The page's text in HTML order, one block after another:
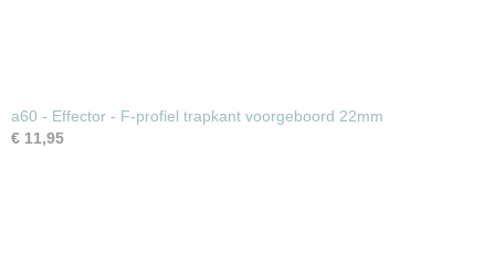
a60 - Effector - F-profiel trapkant voorgeboord 22mm
€ 11,95